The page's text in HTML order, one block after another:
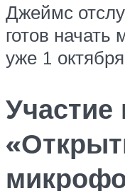
Джеймс
готов
уже 1